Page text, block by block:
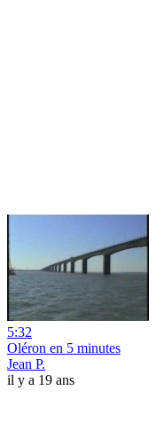
5:32
Oléron en 5 minutes
Jean P.
il y a 19 ans